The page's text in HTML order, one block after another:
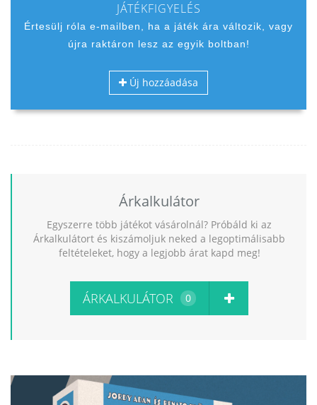
JÁTÉKFIGYELÉS
Értesülj róla e-mailben, ha a játék ára változik, vagy
újra raktáron lesz az egyik boltban!
Új hozzáadása
Árkalkulátor
Egyszerre több játékot vásárolnál? Próbáld ki az
Árkalkulátort és kiszámoljuk neked a legoptimálisabb
feltételeket, hogy a legjobb árat kapd meg!
ÁRKALKULÁTOR 0